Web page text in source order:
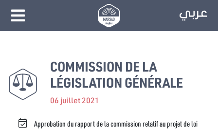
COMMISSION DE LA
LÉGISLATION GÉNÉRALE
06 juillet 2021
Approbation du rapport de la commission relatif au projet de loi